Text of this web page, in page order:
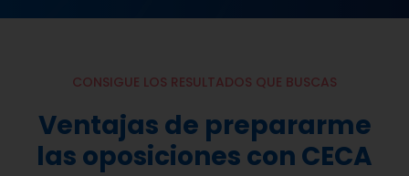
CONSIGUE LOS RESULTADOS QUE BUSCAS
Ventajas de prepararme
las oposiciones con CECA